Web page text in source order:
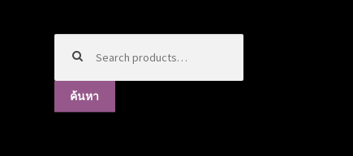
ค้นหา